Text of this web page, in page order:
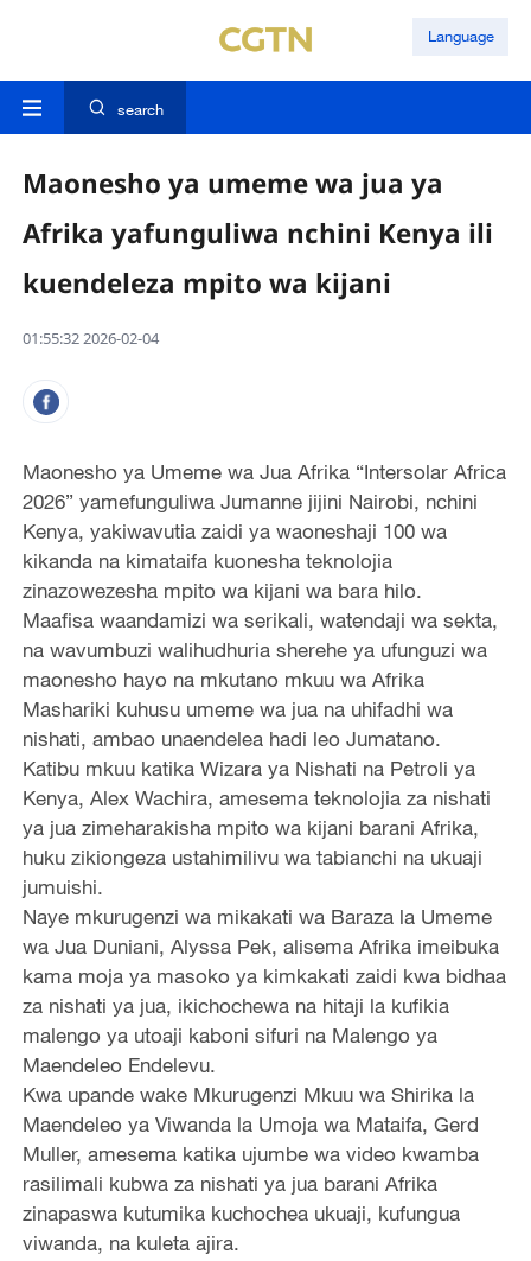
Language
search
Maonesho ya umeme wa jua ya
Afrika yafunguliwa nchini Kenya ili
kuendeleza mpito wa kijani
01:55:32 2026-02-04
Maonesho ya Umeme wa Jua Afrika “Intersolar Africa
2026” yamefunguliwa Jumanne jijini Nairobi, nchini
Kenya, yakiwavutia zaidi ya waoneshaji 100 wa
kikanda na kimataifa kuonesha teknolojia
zinazowezesha mpito wa kijani wa bara hilo.
Maafisa waandamizi wa serikali, watendaji wa sekta,
na wavumbuzi walihudhuria sherehe ya ufunguzi wa
maonesho hayo na mkutano mkuu wa Afrika
Mashariki kuhusu umeme wa jua na uhifadhi wa
nishati, ambao unaendelea hadi leo Jumatano.
Katibu mkuu katika Wizara ya Nishati na Petroli ya
Kenya, Alex Wachira, amesema teknolojia za nishati
ya jua zimeharakisha mpito wa kijani barani Afrika,
huku zikiongeza ustahimilivu wa tabianchi na ukuaji
jumuishi.
Naye mkurugenzi wa mikakati wa Baraza la Umeme
wa Jua Duniani, Alyssa Pek, alisema Afrika imeibuka
kama moja ya masoko ya kimkakati zaidi kwa bidhaa
za nishati ya jua, ikichochewa na hitaji la kufikia
malengo ya utoaji kaboni sifuri na Malengo ya
Maendeleo Endelevu.
Kwa upande wake Mkurugenzi Mkuu wa Shirika la
Maendeleo ya Viwanda la Umoja wa Mataifa, Gerd
Muller, amesema katika ujumbe wa video kwamba
rasilimali kubwa za nishati ya jua barani Afrika
zinapaswa kutumika kuchochea ukuaji, kufungua
viwanda, na kuleta ajira.